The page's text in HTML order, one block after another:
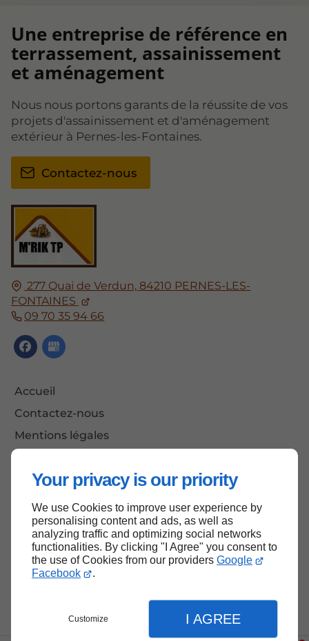
Your privacy is our priority
We use Cookies to improve user experience by
personalising content and ads, as well as
analyzing traffic and optimizing social networks
functionalities. By clicking "I Agree" you consent to
the use of Cookies from our providers Google
Facebook
.
Customize I AGREE
277 Quai de Verdun, 84210 PERNES-LES-
FONTAINES
09 70 35 94 66
Accueil
Contactez-nous
Mentions légales
Une entreprise de référence en
terrassement, assainissement
et aménagement
Nous nous portons garants de la réussite de vos
projets d'assainissement et d'aménagement
extérieur à Pernes-les-Fontaines.
Contactez-nous
Haut de page